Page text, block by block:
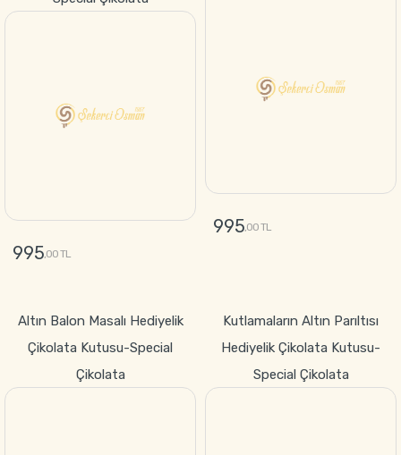
Çikolata Kutusu-Special
Çikolata
Hediyelik Çikolata Kutusu-
Special Çikolata